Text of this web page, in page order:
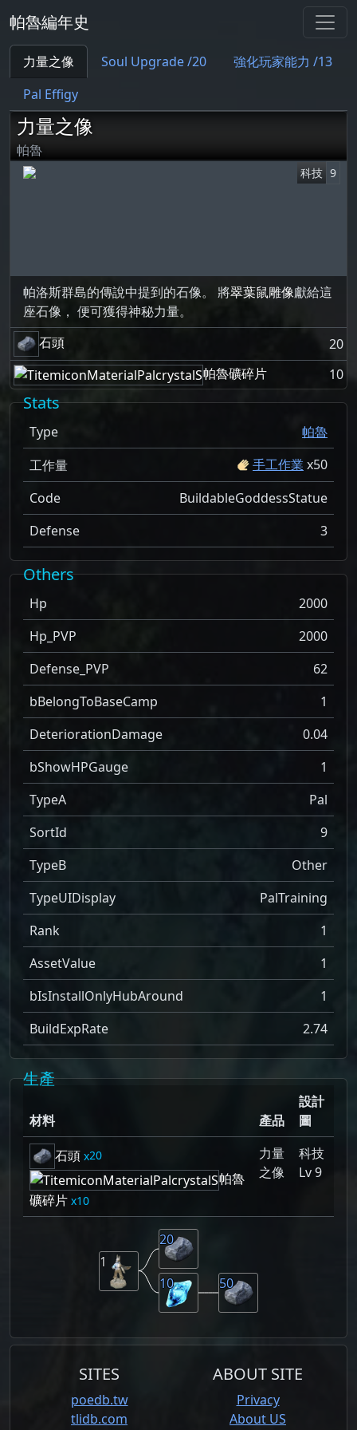
帕魯編年史
力量之像 Soul Upgrade /20
強化玩家能力 /13
Pal Effigy
力量之像
帕魯
科技 9
帕洛斯群島的傳說中提到的石像。 將翠葉鼠雕像獻給這
座石像， 便可獲得神秘力量。
石頭
20
帕魯礦碎片
10
Stats
Type
帕魯
工作量
手工作業 x50
Code
BuildableGoddessStatue
Defense
3
Others
Hp
2000
Hp_PVP
2000
Defense_PVP
62
bBelongToBaseCamp
1
DeteriorationDamage
0.04
bShowHPGauge
1
TypeA
Pal
SortId
9
TypeB
Other
TypeUIDisplay
PalTraining
Rank
1
AssetValue
1
bIsInstallOnlyHubAround
1
BuildExpRate
2.74
生產
材料 產品
設計
圖
石頭 20
帕魯
礦碎片
10
力量
之像
科技
Lv 9
50
10
20
1
SITES
poedb.tw
tlidb.com
ABOUT SITE
Privacy
About US